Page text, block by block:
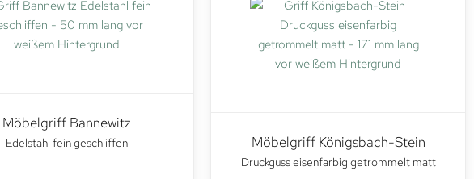
Möbelgriff Bannewitz
Edelstahl fein geschliffen Möbelgriff Königsbach-Stein
Druckguss eisenfarbig getrommelt matt